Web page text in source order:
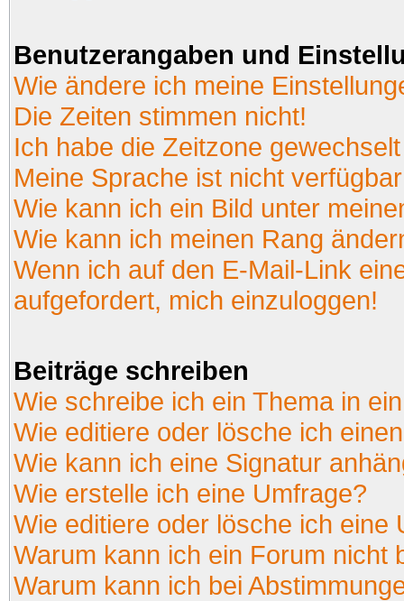
Benutzerangaben und
Wie ändere ich meine
Die Zeiten stimmen nicht!
Ich habe die Zeitzone
Meine Sprache ist nicht
Wie kann ich ein Bild unter
Wie kann ich meinen Rang
Wenn ich auf den E-Mail-Link
aufgefordert, mich einzuloggen!
Beiträge schreiben
Wie schreibe ich ein Thema in
Wie editiere oder lösche ich
Wie kann ich eine Signatur
Wie erstelle ich eine Umfrage?
Wie editiere oder lösche ich eine
Warum kann ich ein Forum nicht
Warum kann ich bei